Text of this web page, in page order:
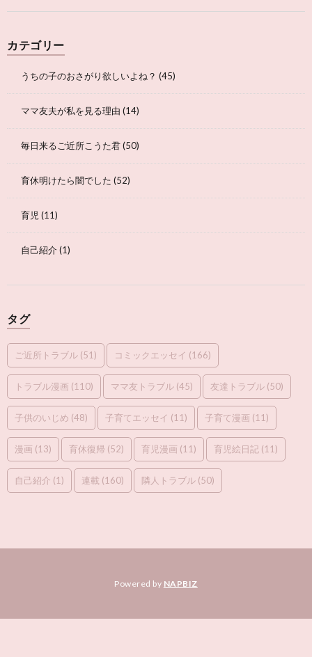
カテゴリー
うちの子のおさがり欲しいよね？ (45)
ママ友夫が私を見る理由 (14)
毎日来るご近所こうた君(50)
育休明けたら闇でした (52)
育児(11)
自己紹介(1)
タグ
ご近所トラブル (51) コミックエッセイ (166)
トラブル漫画 (110) ママ友トラブル (45) 友達トラブル (50)
子供のいじめ (48) 子育てエッセイ (11) 子育て漫画 (11)
漫画 (13) 育休復帰 (52) 育児漫画 (11) 育児絵日記 (11)
自己紹介 (1) 連載 (160) 隣人トラブル (50)
Powered by NAPBIZ